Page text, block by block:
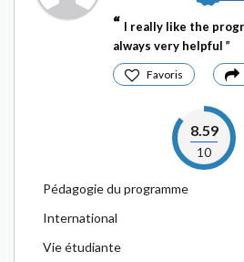
I really like the
always very helpful
Favoris
8.59
10
Pédagogie du programme
International
Vie étudiante